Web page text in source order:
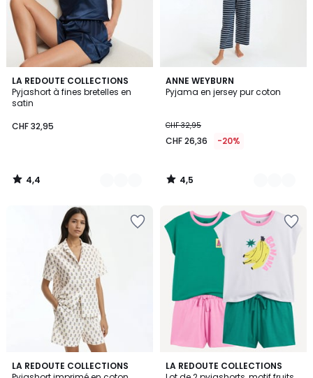
LA REDOUTE COLLECTIONS
Pyjashort à fines bretelles en
satin
CHF 32,95
4,4
/ 5
2
Couleurs
4,4
/
ANNE WEYBURN
Pyjama en jersey pur coton
CHF 32,95
CHF 26,36 -20%
4,5
/ 5
3
Couleurs
4,5
/
LA REDOUTE COLLECTIONS
4,5
LA REDOUTE COLLECTIONS
4